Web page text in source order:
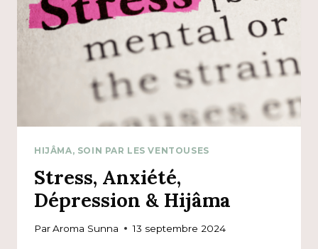
HIJÂMA, SOIN PAR LES VENTOUSES
Stress, Anxiété,
Dépression & Hijâma
ParAroma Sunna 13 septembre 2024